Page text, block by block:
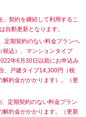
契約を継続して利用するこ
自動更新となります。
定期契約のない料金プランへ
税込）、マンションタイプ
年6月30日以前にお申込み
、戸建タイプ14,300円（税
約金がかかります）。（更
定期契約のない料金プラン
約金がかかります。（更新